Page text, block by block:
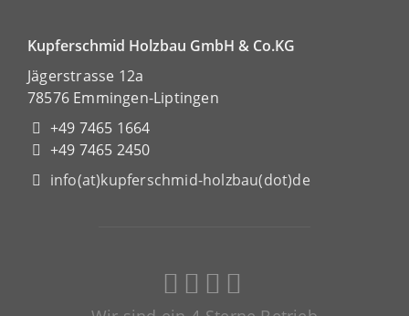
Kupferschmid Holzbau GmbH & Co.KG
Jägerstrasse 12a
78576 Emmingen-Liptingen
+49 7465 1664
+49 7465 2450
info(at)kupferschmid-holzbau(dot)de